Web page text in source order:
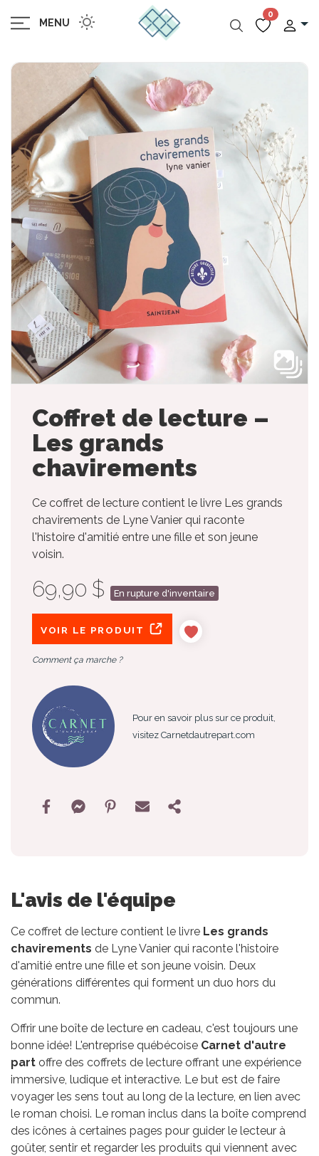
MENU
0
Coffret de lecture –
Les grands
chavirements
Ce coffret de lecture contient le livre Les grands
chavirements de Lyne Vanier qui raconte
l'histoire d'amitié entre une fille et son jeune
voisin.
69,90 $ En rupture d'inventaire
VOIR LE PRODUIT
Comment ça marche ?
Pour en savoir plus sur ce produit,
visitez Carnetdautrepart.com
L'avis de l'équipe
Ce coffret de lecture contient le livre Les grands
chavirements de Lyne Vanier qui raconte l'histoire
d'amitié entre une fille et son jeune voisin. Deux
générations différentes qui forment un duo hors du
commun.
Offrir une boîte de lecture en cadeau, c'est toujours une
bonne idée! L'entreprise québécoise Carnet d'autre
part offre des coffrets de lecture offrant une expérience
immersive, ludique et interactive. Le but est de faire
voyager les sens tout au long de la lecture, en lien avec
le roman choisi. Le roman inclus dans la boîte comprend
des icônes à certaines pages pour guider le lecteur à
goûter, sentir et regarder les produits qui viennent avec